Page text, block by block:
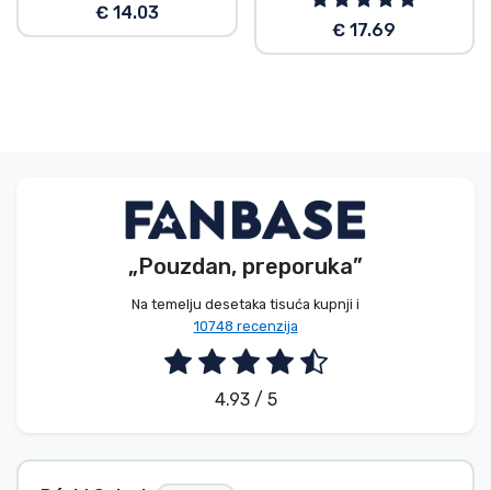
€ 14.03
€ 17.69
„Pouzdan, preporuka”
Na temelju desetaka tisuća kupnji i
10748 recenzija
4.93 / 5